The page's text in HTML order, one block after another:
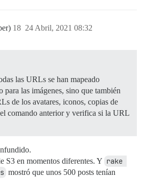
24 Abril, 2021 08:32
18
las URLs se han mapeado
para las imágenes, sino que también
de los avatares, iconos, copias de
comando anterior y verifica si la URL
S3 en momentos diferentes. Y rake
mostró que unos 500 posts tenían